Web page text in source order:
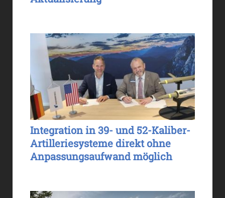
Integration in 39- und 52-Kaliber-
Artilleriesysteme direkt ohne
Anpassungsaufwand möglich